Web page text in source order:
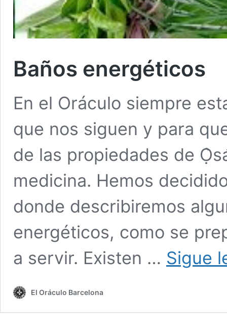
Baños energéticos
En el Oráculo siempre
que nos siguen y para
de las propiedades de
medicina. Hemos
donde describiremos
energéticos, como se
a servir. Existen … Sigue
El Oráculo Barcelona